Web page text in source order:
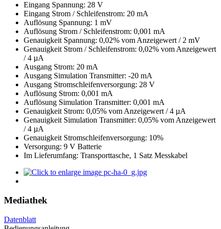
Eingang Spannung: 28 V
Eingang Strom / Schleifenstrom: 20 mA
Auflösung Spannung: 1 mV
Auflösung Strom / Schleifenstrom: 0,001 mA
Genauigkeit Spannung: 0,02% vom Anzeigewert / 2 mV
Genauigkeit Strom / Schleifenstrom: 0,02% vom Anzeigewert
/ 4 µA
Ausgang Strom: 20 mA
Ausgang Simulation Transmitter: -20 mA
Ausgang Stromschleifenversorgung: 28 V
Auflösung Strom: 0,001 mA
Auflösung Simulation Transmitter: 0,001 mA
Genauigkeit Strom: 0,05% vom Anzeigewert / 4 µA
Genauigkeit Simulation Transmitter: 0,05% vom Anzeigewert
/ 4 µA
Genauigkeit Stromschleifenversorgung: 10%
Versorgung: 9 V Batterie
Im Lieferumfang: Transporttasche, 1 Satz Messkabel
Mediathek
Datenblatt